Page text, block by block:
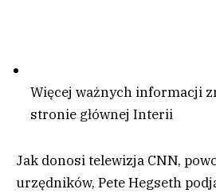
Więcej ważnych informacji
stronie głównej Interii
Jak donosi telewizja CNN,
urzędników, Pete Hegseth